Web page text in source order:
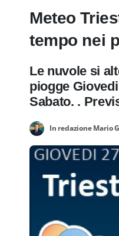
Meteo
tempo nei
Le nuvole si
piogge
Sabato. .
In redazione Mario